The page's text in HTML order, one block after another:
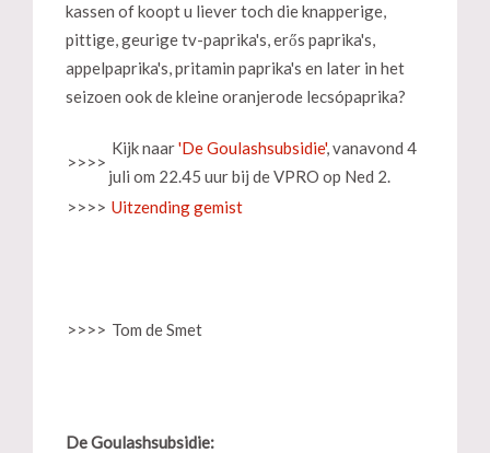
kassen of koopt u liever toch die knapperige,
pittige, geurige tv-paprika's, erős paprika's,
appelpaprika's, pritamin paprika's en later in het
seizoen ook de kleine oranjerode lecsópaprika?
>>>>
Kijk naar'De Goulashsubsidie', vanavond 4
juli om 22.45 uur bij de VPRO op Ned 2.
>>>> Uitzending gemist
>>>> Tom de Smet
De Goulashsubsidie: